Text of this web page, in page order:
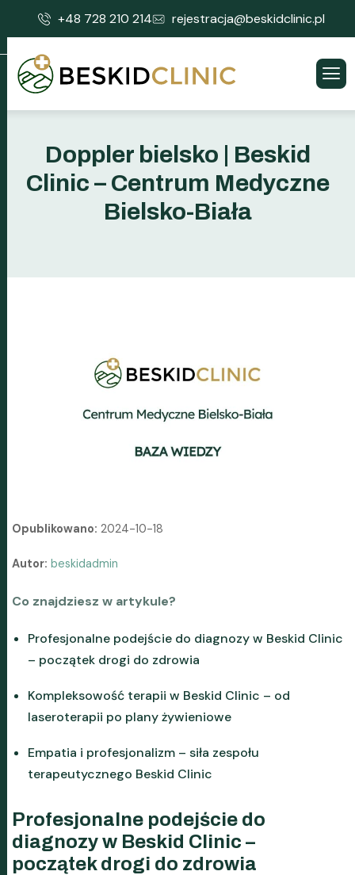
+48 728 210 214 rejestracja@beskidclinic.pl
Doppler bielsko | Beskid
Clinic – Centrum Medyczne
Bielsko-Biała
Opublikowano: 2024-10-18
Autor: beskidadmin
Co znajdziesz w artykule?
Profesjonalne podejście do diagnozy w Beskid Clinic
– początek drogi do zdrowia
Kompleksowość terapii w Beskid Clinic – od
laseroterapii po plany żywieniowe
Empatia i profesjonalizm – siła zespołu
terapeutycznego Beskid Clinic
Profesjonalne podejście do
diagnozy w Beskid Clinic –
początek drogi do zdrowia